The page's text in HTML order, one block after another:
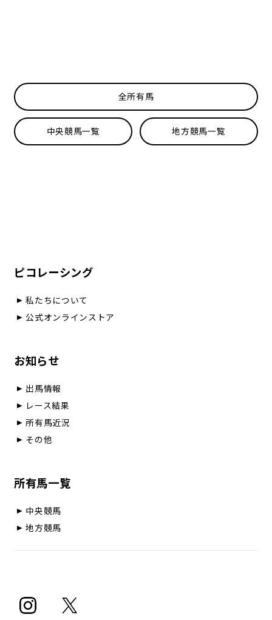
全所有馬
中央競馬一覧 地方競馬一覧
ピコレーシング
私たちについて
公式オンラインストア
お知らせ
出馬情報
レース結果
所有馬近況
その他
所有馬一覧
中央競馬
地方競馬